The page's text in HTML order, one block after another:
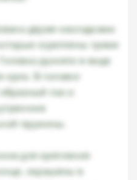
двумя накладками
скреплены тремя
рукояти в виде
орла. В головке
паз и
пружины.
для крепления
окрашены в